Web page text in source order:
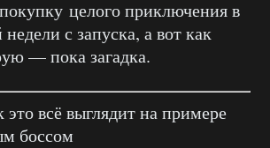
целого приключения в
с запуска, а вот как
— пока загадка.
это всё выглядит на примере
боссом